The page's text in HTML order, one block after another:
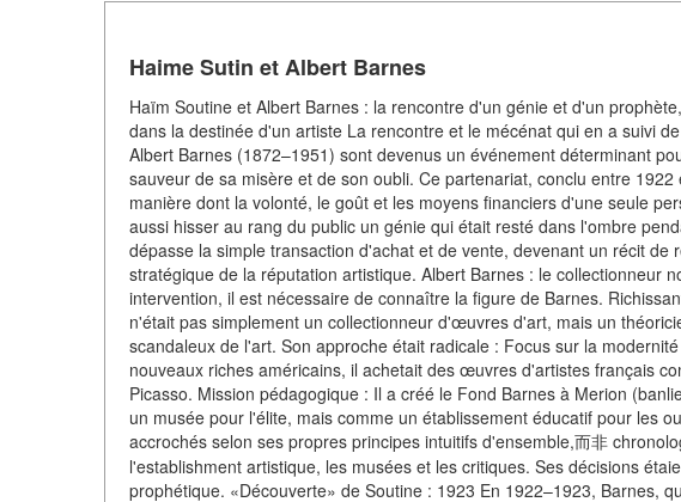
Haime Sutin et Albert Barnes
Haïm Soutine et Albert Barnes : la rencontre d'un génie et d'un
dans la destinée d'un artiste La rencontre et le mécénat qui en a suivi
Albert Barnes (1872–1951) sont devenus un événement déterminant
sauveur de sa misère et de son oubli. Ce partenariat, conclu entre
manière dont la volonté, le goût et les moyens financiers d'une seule
aussi hisser au rang du public un génie qui était resté dans l'ombre
dépasse la simple transaction d'achat et de vente, devenant un récit de
stratégique de la réputation artistique. Albert Barnes : le collectionneur
intervention, il est nécessaire de connaître la figure de Barnes.
n'était pas simplement un collectionneur d'œuvres d'art, mais un
scandaleux de l'art. Son approche était radicale : Focus sur la
nouveaux riches américains, il achetait des œuvres d'artistes français
Picasso. Mission pédagogique : Il a créé le Fond Barnes à Merion
un musée pour l'élite, mais comme un établissement éducatif pour les
accrochés selon ses propres principes intuitifs d'ensemble,而非
l'establishment artistique, les musées et les critiques. Ses décisions
prophétique. «Découverte» de Soutine : 1923 En 1922–1923, Barnes,